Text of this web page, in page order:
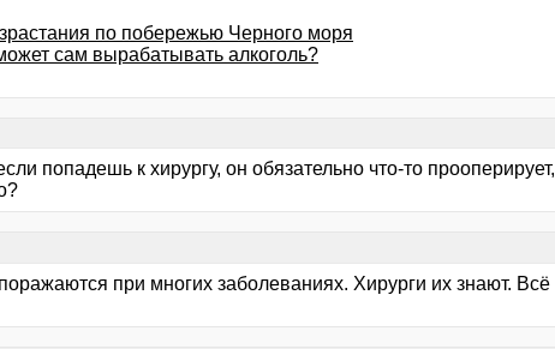
по побережью Черного моря
сам вырабатывать алкоголь?
попадешь к хирургу, он обязательно что-то прооперирует,
при многих заболеваниях. Хирурги их знают. Всё